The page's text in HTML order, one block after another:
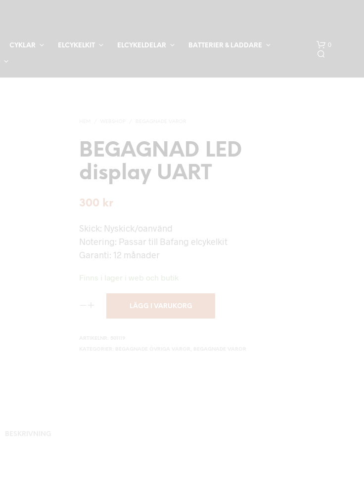
CYKLAR ELCYKELKIT ELCYKELDELAR BATTERIER & LADDARE 0
BEGAGNAD LED
display UART
300 kr
Skick: Nyskick/oanvänd
Notering: Passar till Bafang elcykelkit
Garanti: 12 månader
Finns i lager i web och butik
LÄGG I VARUKORG